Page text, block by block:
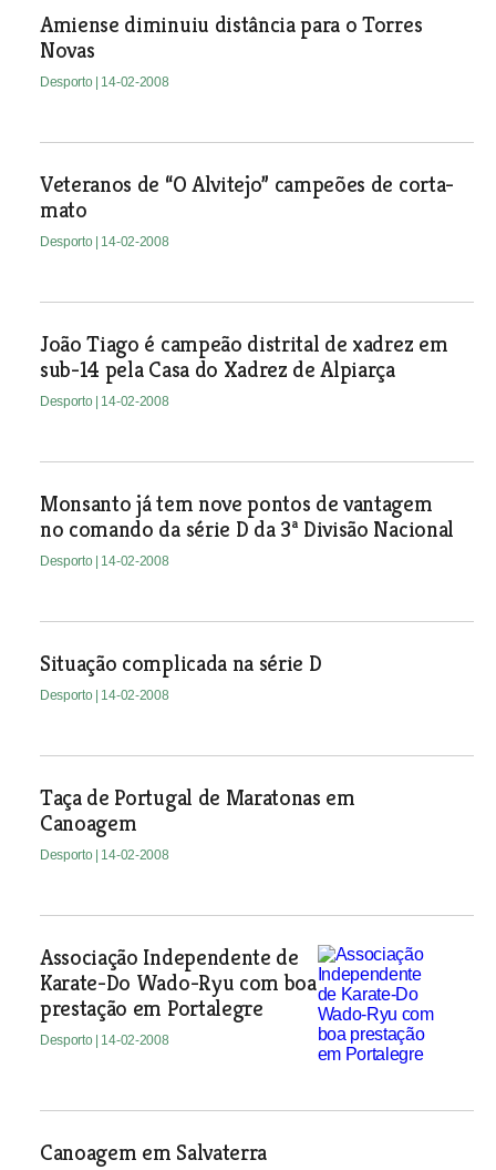
Amiense diminuiu distância para o Torres
Novas
Desporto | 14-02-2008
Veteranos de “O Alvitejo” campeões de corta-
mato
Desporto | 14-02-2008
João Tiago é campeão distrital de xadrez em
sub-14 pela Casa do Xadrez de Alpiarça
Desporto | 14-02-2008
Monsanto já tem nove pontos de vantagem
no comando da série D da 3ª Divisão Nacional
Desporto | 14-02-2008
Situação complicada na série D
Desporto | 14-02-2008
Taça de Portugal de Maratonas em
Canoagem
Desporto | 14-02-2008
Associação Independente de
Karate-Do Wado-Ryu com boa
prestação em Portalegre
Desporto | 14-02-2008
Canoagem em Salvaterra